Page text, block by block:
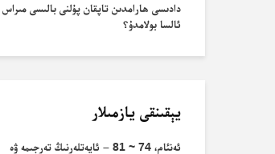
دادىسى ھارامدىن تاپقان پۇلنى بالىسى مىراس
ئالسا بولامدۇ؟
يېقىنقى يازمىلار
ئەنئام، 74 ~ 81 – ئايەتلەرنىڭ تەرجىمە ۋە